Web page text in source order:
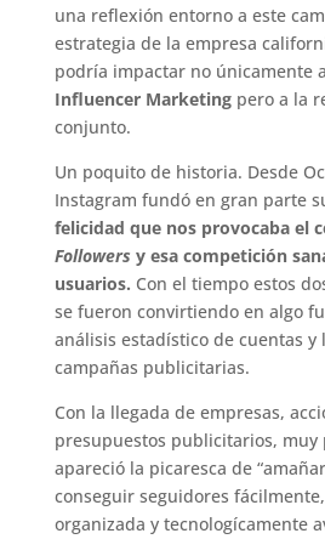
una reflexión entorno a este
estrategia de la empresa
podría impactar no únicamente
Influencer Marketing pero a la
conjunto.
Un poquito de historia. Desde
Instagram fundó en gran parte
felicidad que nos provocaba el
Followers y esa competición
usuarios. Con el tiempo estos
se fueron convirtiendo en algo
análisis estadístico de cuentas y
campañas publicitarias.
Con la llegada de empresas,
presupuestos publicitarios,
apareció la picaresca de
conseguir seguidores
organizada y tecnologícamente